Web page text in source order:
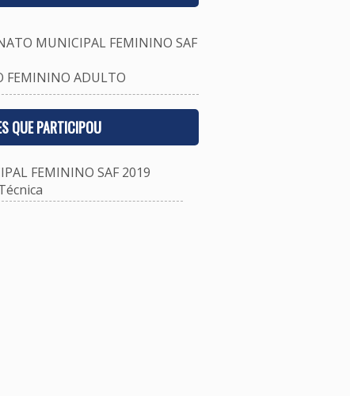
MUNICIPAL FEMININO SAF
FEMININO ADULTO
QUE PARTICIPOU
FEMININO SAF 2019